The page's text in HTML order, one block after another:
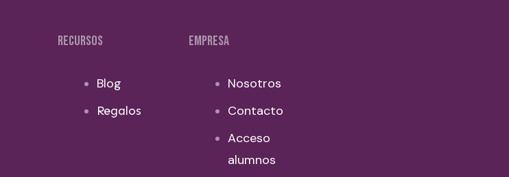
RECURSOS
Blog
Regalos
EMPRESA
Nosotros
Contacto
Acceso
alumnos